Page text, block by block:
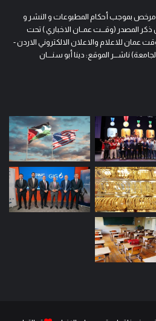
مرخص بموجب أحكام المطبوعات و النشر و
المصدر (وقـــت عمــان الاخباري ) تحت
عمان للاعلام والاعلان الالكتروني الاردن -
ناشـــر الموقع: دينا أبو سنــــان